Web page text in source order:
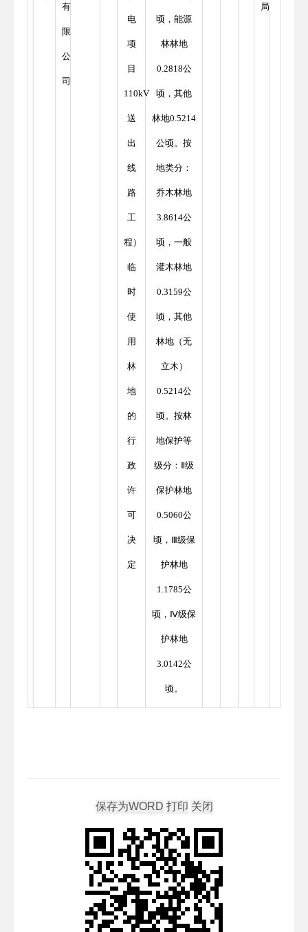
有
限
公
司
电
项
目
110kV
送
出
线
路
工
程）
临
时
使
用
林
地
的
行
政
许
可
决
定
顷，能源
林林地
0.2818公
顷，其他
林地0.5214
公顷。按
地类分：
乔木林地
3.8614公
顷，一般
灌木林地
0.3159公
顷，其他
林地（无
立木）
0.5214公
顷。按林
地保护等
级分：Ⅱ级
保护林地
0.5060公
顷，Ⅲ级保
护林地
1.1785公
顷，Ⅳ级保
护林地
3.0142公
顷。
局